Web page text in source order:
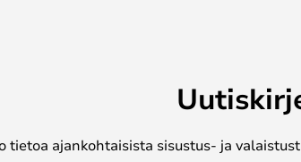
tietoa ajankohtaisista sisustus- ja